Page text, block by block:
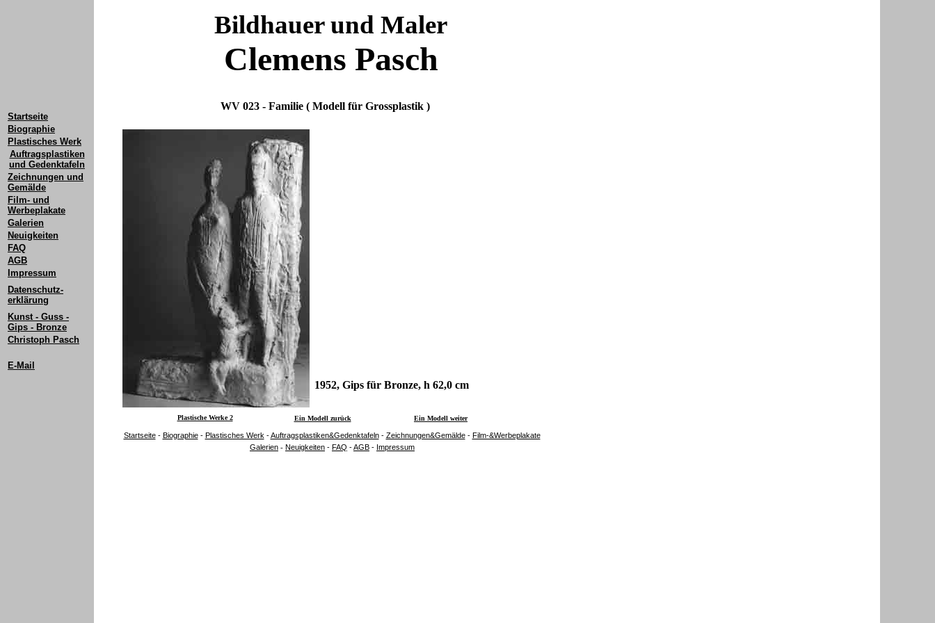
Startseite
Biographie
Plastisches Werk
Auftragsplastiken
und Gedenktafeln
Zeichnungen und
Gemälde
Film- und
Werbeplakate
Galerien
Neuigkeiten
FAQ
AGB
Impressum
Datenschutz-
erklärung
Kunst - Guss -
Gips - Bronze
Christoph Pasch
E-Mail
Bildhauer und Maler
Clemens Pasch
WV 023 - Familie ( Modell für Grossplastik )
1952, Gips für Bronze, h 62,0 cm
Plastische Werke 2 Ein Modell zurück Ein Modell weiter
Startseite- Biographie- Plastisches Werk -Auftragsplastiken&Gedenktafeln- Zeichnungen&Gemälde- Film-&Werbeplakate
Galerien - Neuigkeiten - FAQ -AGB - Impressum